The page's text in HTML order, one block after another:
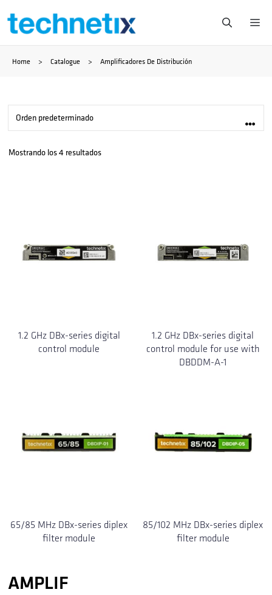
Saltar
contenido
Home > Catalogue > Amplificadores De Distribución
Mostrando los 4 resultados
1.2 GHz DBx-series digital
control module
1.2 GHz DBx-series digital
control module for use with
DBDDM-A-1
65/85 MHz DBx-series diplex
filter module
85/102 MHz DBx-series diplex
filter module
AMPLIF